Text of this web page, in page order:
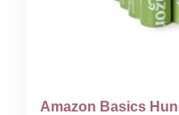
Amazon Basics